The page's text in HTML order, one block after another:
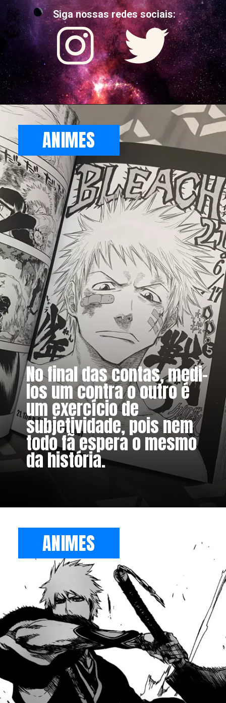
Siga nossas redes sociais:
No final das contas, medi-
los um contra o outro é
um exercício de
subjetividade, pois nem
todo fã espera o mesmo
da história.
ANIMES
ANIMES